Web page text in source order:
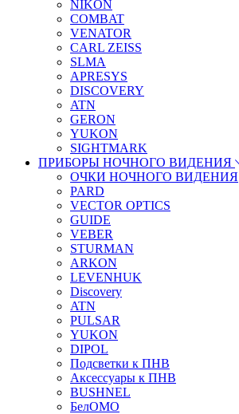
NIKON
COMBAT
VENATOR
CARL ZEISS
SLMA
APRESYS
DISCOVERY
ATN
GERON
YUKON
SIGHTMARK
ПРИБОРЫ НОЧНОГО ВИДЕНИЯ
ОЧКИ НОЧНОГО ВИДЕНИЯ
PARD
VECTOR OPTICS
GUIDE
VEBER
STURMAN
ARKON
LEVENHUK
Discovery
ATN
PULSAR
YUKON
DIPOL
Подсветки к ПНВ
Аксессуары к ПНВ
BUSHNEL
БелОМО